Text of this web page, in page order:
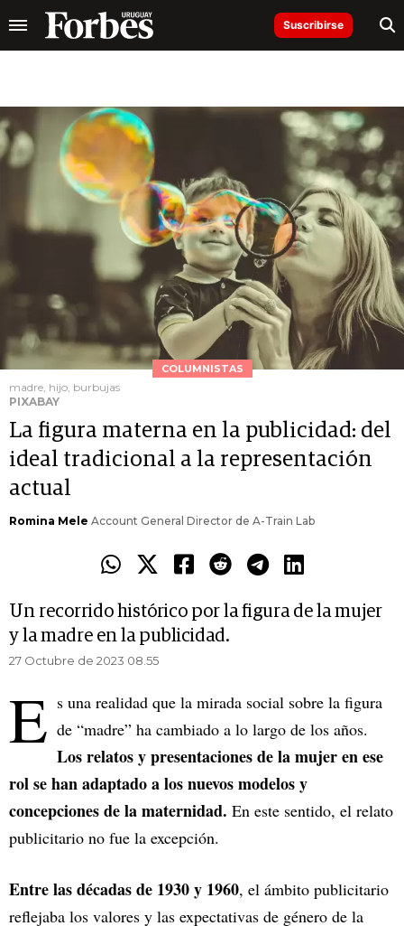
Suscribirse
COLUMNISTAS
madre, hijo, burbujas
PIXABAY
La figura materna en la publicidad: del
ideal tradicional a la representación
actual
Romina Mele Account General Director de A-Train Lab
Un recorrido histórico por la figura de la mujer
y la madre en la publicidad.
27 Octubre de 2023 08.55
E s una realidad que la mirada social sobre la figura
de “madre” ha cambiado a lo largo de los años.
Los relatos y presentaciones de la mujer en ese
rol se han adaptado a los nuevos modelos y
concepciones de la maternidad. En este sentido, el relato
publicitario no fue la excepción.
Entre las décadas de 1930 y 1960, el ámbito publicitario
reflejaba los valores y las expectativas de género de la